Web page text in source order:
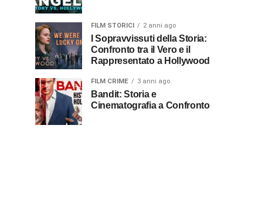
FILM STORICI 2 anni ago
Confronto tra il Vero e il
Rappresentato a Hollywood
FILM CRIME 3 anni ago
Bandit: Storia e
Cinematografia a Confronto